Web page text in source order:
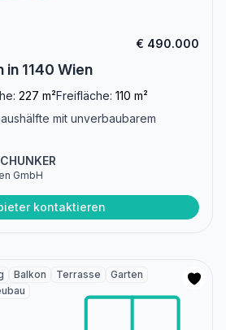
€ 490.000
in 1140 Wien
227 m²Freifläche: 110 m²
mit unverbaubarem
GmbH
kontaktieren
Balkon Terrasse
Garten